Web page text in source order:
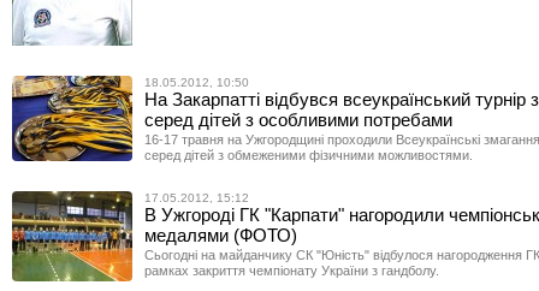
18.05.2012, 10:50
На Закарпатті відбувся всеукраїнський турнір
серед дітей з особливими потребами
16-17 травня на Ужгородщині проходили Всеукраїнські
серед дітей з обмеженими фізичними можливостями.
17.05.2012, 15:12
В Ужгороді ГК "Карпати" нагородили
медалями (ФОТО)
Сьогодні на майданчику СК "Юність" відбулося нагородження
рамках закриття чемпіонату України з гандболу.